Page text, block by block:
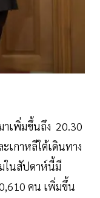
าเพิ่มขึ้นถึง 20.30
เกาหลีใต้เดินทาง
ในสัปดาห์นี้มี
คน เพิ่มขึ้น